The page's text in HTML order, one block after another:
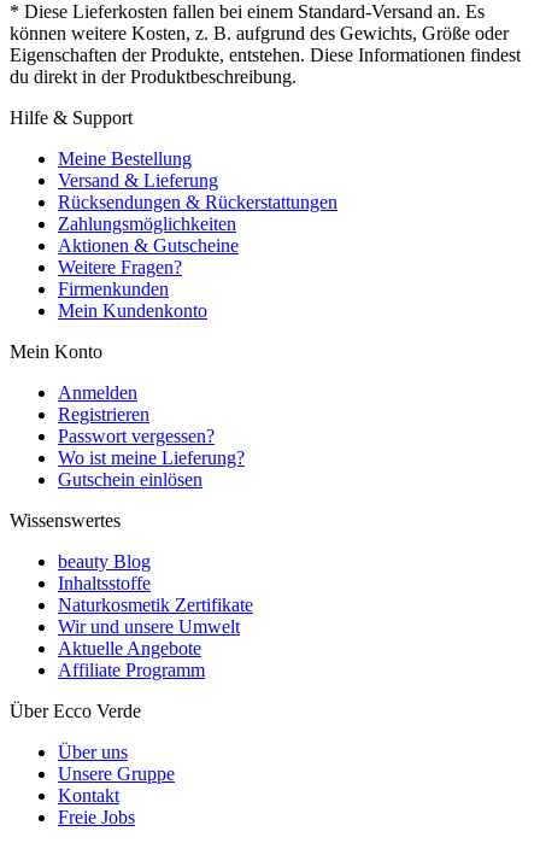
* Diese Lieferkosten fallen bei einem Standard-Versand an. Es
können weitere Kosten, z. B. aufgrund des Gewichts, Größe oder
Eigenschaften der Produkte, entstehen. Diese Informationen findest
du direkt in der Produktbeschreibung.
Hilfe & Support
Meine Bestellung
Versand & Lieferung
Rücksendungen & Rückerstattungen
Zahlungsmöglichkeiten
Aktionen & Gutscheine
Weitere Fragen?
Firmenkunden
Mein Kundenkonto
Mein Konto
Anmelden
Registrieren
Passwort vergessen?
Wo ist meine Lieferung?
Gutschein einlösen
Wissenswertes
beauty Blog
Inhaltsstoffe
Naturkosmetik Zertifikate
Wir und unsere Umwelt
Aktuelle Angebote
Affiliate Programm
Über Ecco Verde
Über uns
Unsere Gruppe
Kontakt
Freie Jobs